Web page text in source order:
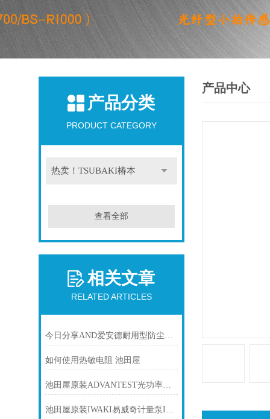
产品分类
PRODUCT CATEGORY
热卖！TSUBAKI椿本
查看全部
相关文章
RELATED ARTICLES
今日分享AND爱安德耐用型防尘防水电子天平GX-203AWP
如何使用热敏电阻 池田屋
池田屋原装ADVANTEST光功率计ADCE 8250A产品介绍技术参
池田屋原装IWAKI易威奇计量泵IX-D300TCR-TF-J产品介绍技术参
产品中心